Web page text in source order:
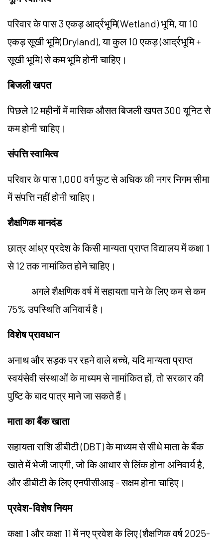
परिवार के पास 3 एकड़ आर्द्रभूमि(Wetland) भूमि, या 10
एकड़ सूखी भूमि(Dryland), या कुल 10 एकड़ (आर्द्रभूमि +
सूखी भूमि) से कम भूमि होनी चाहिए।
बिजली खपत
पिछले 12 महीनों में मासिक औसत बिजली खपत 300 यूनिट से
कम होनी चाहिए।
संपत्ति स्वामित्व
परिवार के पास 1,000 वर्ग फुट से अधिक की नगर निगम सीमा
में संपत्ति नहीं होनी चाहिए।
शैक्षणिक मानदंड
छात्र आंध्र प्रदेश के किसी मान्यता प्राप्त विद्यालय में कक्षा 1
से 12 तक नामांकित होने चाहिए।
अगले शैक्षणिक वर्ष में सहायता पाने के लिए कम से कम
75% उपस्थिति अनिवार्य है।
विशेष प्रावधान
अनाथ और सड़क पर रहने वाले बच्चे, यदि मान्यता प्राप्त
स्वयंसेवी संस्थाओं के माध्यम से नामांकित हों, तो सरकार की
पुष्टि के बाद पात्र माने जा सकते हैं।
माता का बैंक खाता
सहायता राशि डीबीटी (DBT) के माध्यम से सीधे माता के बैंक
खाते में भेजी जाएगी, जो कि आधार से लिंक होना अनिवार्य है,
और डीबीटी के लिए एनपीसीआइ - सक्षम होना चाहिए।
प्रवेश-विशेष नियम
कक्षा 1 और कक्षा 11 में नए प्रवेश के लिए (शैक्षणिक वर्ष 2025-